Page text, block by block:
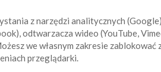
aktualnych
i
z narzędzi analitycznych
odtwarzacza wideo (YouTube,
we własnym zakresie zablokować
przeglądarki.